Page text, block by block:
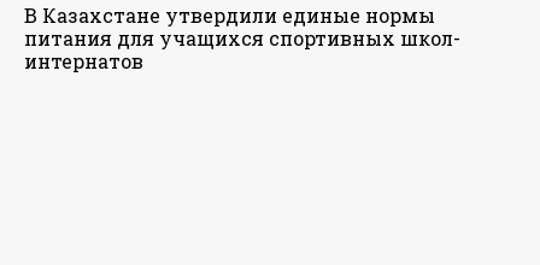
В Казахстане утвердили единые нормы
питания для учащихся спортивных школ-
интернатов